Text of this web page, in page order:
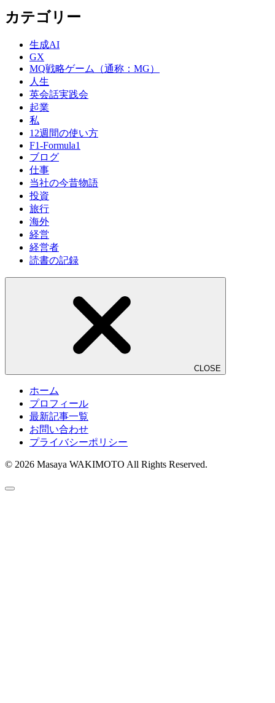
カテゴリー
生成AI
GX
MQ戦略ゲーム（通称：MG）
人生
英会話実践会
起業
私
12週間の使い方
F1-Formula1
ブログ
仕事
当社の今昔物語
投資
旅行
海外
経営
経営者
読書の記録
CLOSE
ホーム
プロフィール
最新記事一覧
お問い合わせ
プライバシーポリシー
© 2026 Masaya WAKIMOTO All Rights Reserved.